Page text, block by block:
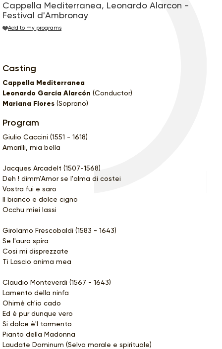
Cappella Mediterranea, Leonardo Alarcon -
Festival d'Ambronay
Add to my programs
Casting
Cappella Mediterranea
Leonardo García Alarcón (Conductor)
Mariana Flores (Soprano)
Program
Giulio Caccini (1551 - 1618)
Amarilli, mia bella
Jacques Arcadelt (1507-1568)
Deh ! dimm'Amor se l'alma di costei
Vostra fui e saro
Il bianco e dolce cigno
Occhu miei lassi
Girolamo Frescobaldi (1583 - 1643)
Se l'aura spira
Cosi mi disprezzate
Ti Lascio anima mea
Claudio Monteverdi (1567 - 1643)
Lamento della ninfa
Ohimè ch'io cado
Ed è pur dunque vero
Si dolce è'l tormento
Pianto della Madonna
Laudate Dominum (Selva morale e spirituale)